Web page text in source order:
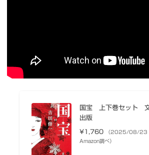
国宝 上下巻セット
出版
¥1,760
（2025/08/23
Amazon調べ）